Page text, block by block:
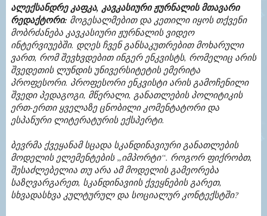
ალექსანდრე კაფკა, კავკასიური ჟურნალის მთავარი
რედაქტორი: მოგესალმებით და კეთილი იყოს თქვენი
მობრძანება კავკასიური ჟურნალის ვიდეო
ინტერვიუებში. დღეს ჩვენ განსაკუთრებით მოხარული
ვართ, რომ შევხვდებით ინგერ ენკვისტს, რომელიც არის
შვედეთის ლუნდის უნივერსიტეტის ემერიტა
პროფესორი. პროფესორი ენკვისტი არის გამოჩენილი
შვედი პედაგოგი, მწერალი, განათლების პოლიტიკის
ერთ-ერთი ყველაზე ცნობილი კომენტატორი და
ესპანური ლიტერატურის ექსპერტი.
ბევრმა ქვეყანამ სცადა სკანდინავიური განათლების
მოდელის ელემენტების „იმპორტი“. როგორ ფიქრობთ,
შესაძლებელია თუ არა ამ მოდელის გამეორება
საზღვარგარეთ, სკანდინავიის ქვეყნების გარეთ,
სხვადასხვა კულტურულ და სოციალურ კონტექსტში?